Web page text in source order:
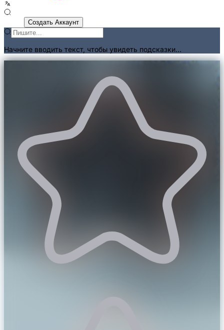
Создать Аккаунт
Начните вводить текст, чтобы увидеть подсказки...